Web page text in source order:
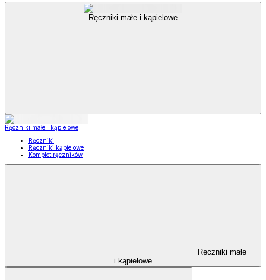
Ręczniki małe i kąpielowe
Ręczniki małe i kąpielowe
Ręczniki
Ręczniki kąpielowe
Komplet ręczników
Ręczniki małe
i kąpielowe